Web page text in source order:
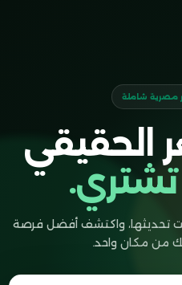
مصرية شاملة
الحقيقي
تحديثها، واكتشف أفضل فرصة
من مكان واحد.